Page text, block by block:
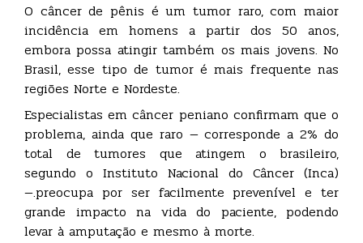
O câncer de pênis é um tumor raro, com maior
incidência em homens a partir dos 50 anos,
embora possa atingir também os mais jovens. No
Brasil, esse tipo de tumor é mais frequente nas
regiões Norte e Nordeste.
Especialistas em câncer peniano confirmam que o
problema, ainda que raro — corresponde a 2% do
total de tumores que atingem o brasileiro,
segundo o Instituto Nacional do Câncer (Inca)
—.preocupa por ser facilmente prevenível e ter
grande impacto na vida do paciente, podendo
levar à amputação e mesmo à morte.